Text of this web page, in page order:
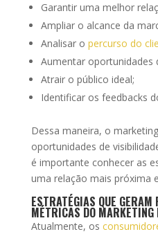
Garantir uma melhor
Ampliar o alcance da
Analisar o percurso do
Aumentar oportunidades
Atrair o público ideal;
Identificar os feedbacks
Dessa maneira, o
oportunidades de
é importante conhecer as
uma relação mais próxima
ESTRATÉGIAS QUE GERAM
MÉTRICAS DO MARKETING
Atualmente, os